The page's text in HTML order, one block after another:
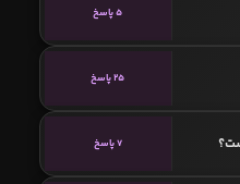
5 پاسخ
25 پاسخ
7 پاسخ